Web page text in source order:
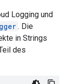
Logging und
. Die
in Strings
des